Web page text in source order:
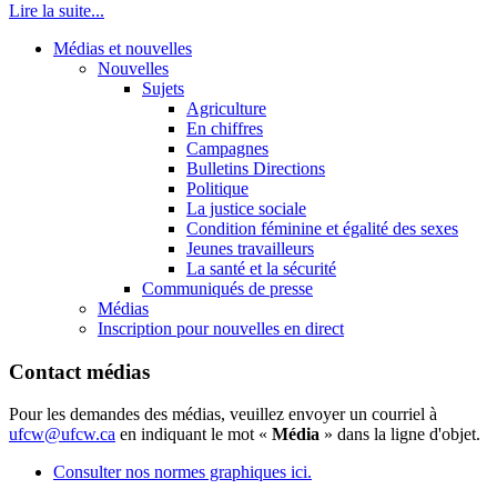
Lire la suite...
Médias et nouvelles
Nouvelles
Sujets
Agriculture
En chiffres
Campagnes
Bulletins Directions
Politique
La justice sociale
Condition féminine et égalité des sexes
Jeunes travailleurs
La santé et la sécurité
Communiqués de presse
Médias
Inscription pour nouvelles en direct
Contact médias
Pour les demandes des médias, veuillez envoyer un courriel à
ufcw@ufcw.ca en indiquant le mot « Média » dans la ligne d'objet.
Consulter nos normes graphiques ici.